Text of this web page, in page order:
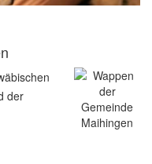
der